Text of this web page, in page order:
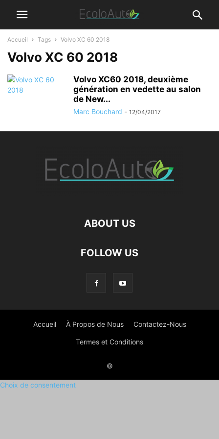
Accueil Tags Volvo XC 60 2018
Volvo XC 60 2018
Volvo XC60 2018, deuxième
génération en vedette au salon
de New...
Marc Bouchard - 12/04/2017
ABOUT US
FOLLOW US
Accueil À Propos de Nous Contactez-Nous
Termes et Conditions
©
Choix de consentement